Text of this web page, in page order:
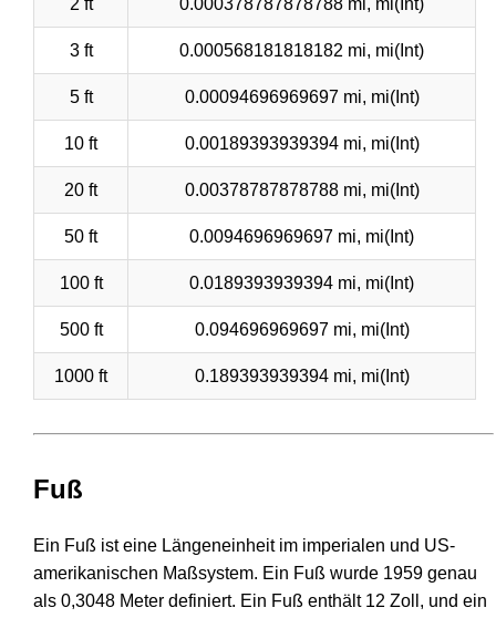
3 ft 0.000568181818182 mi, mi(Int)
5 ft 0.00094696969697 mi, mi(Int)
10 ft 0.00189393939394 mi, mi(Int)
20 ft 0.00378787878788 mi, mi(Int)
50 ft 0.0094696969697 mi, mi(Int)
100 ft 0.0189393939394 mi, mi(Int)
500 ft 0.094696969697 mi, mi(Int)
1000 ft 0.189393939394 mi, mi(Int)
Fuß
Ein Fuß ist eine Längeneinheit im imperialen und US-
amerikanischen Maßsystem. Ein Fuß wurde 1959 genau
als 0,3048 Meter definiert. Ein Fuß enthält 12 Zoll, und ein